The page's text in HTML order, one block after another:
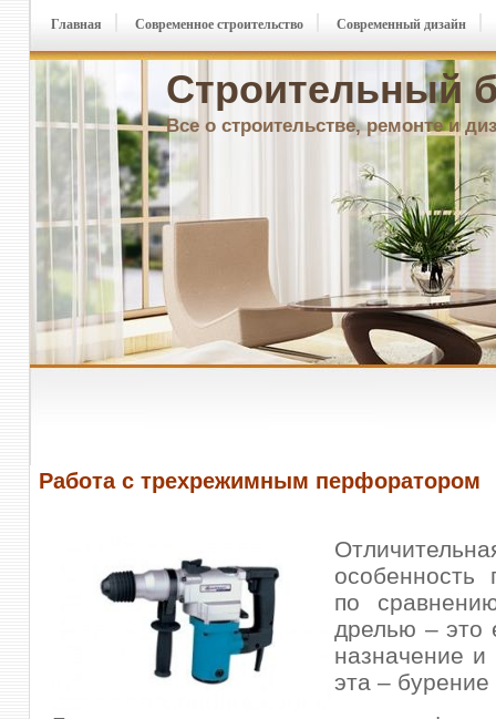
Строительный
Все о строительстве, ремонте и
Главная Современное строительство Современный дизайн
Работа с трехрежимным перфоратором
особенность
по
дрелью – это
назначение
эта – бурение